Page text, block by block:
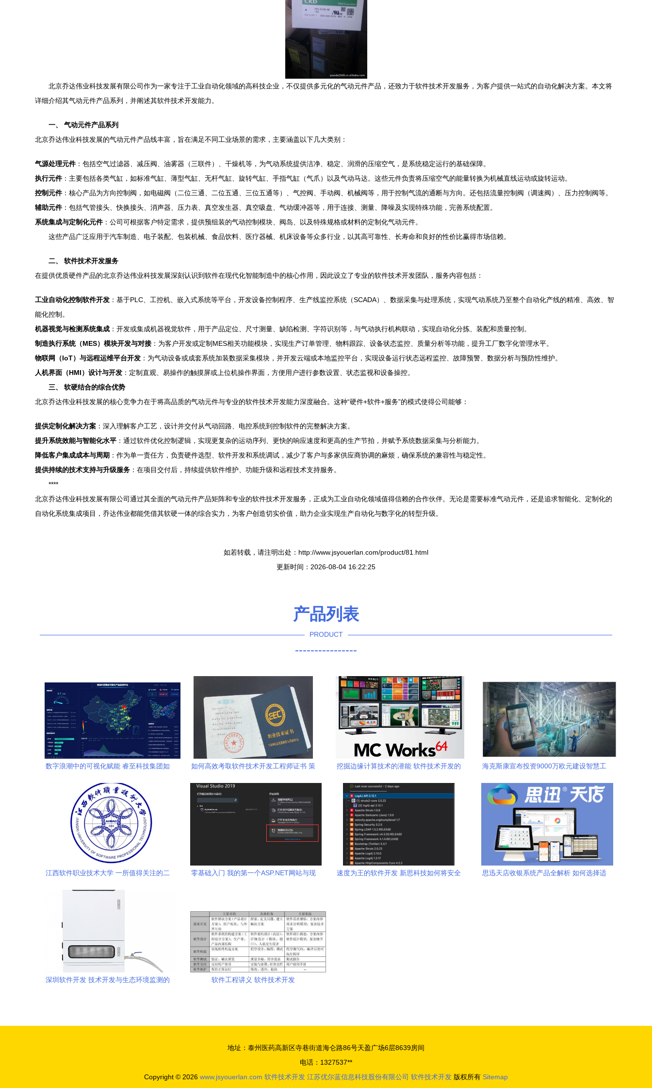
北京乔达伟业科技发展有限公司作为一家专注于工业自动化领域的高科技企业，不仅提供多元化的气动元件产品，还致力于软件技术开发服务，为客户提供一站式的自动化解决方案。本文将
详细介绍其气动元件产品系列，并阐述其软件技术开发能力。
一、 气动元件产品系列
北京乔达伟业科技发展的气动元件产品线丰富，旨在满足不同工业场景的需求，主要涵盖以下几大类别：
气源处理元件：包括空气过滤器、减压阀、油雾器（三联件）、干燥机等，为气动系统提供洁净、稳定、润滑的压缩空气，是系统稳定运行的基础保障。
执行元件：主要包括各类气缸，如标准气缸、薄型气缸、无杆气缸、旋转气缸、手指气缸（气爪）以及气动马达。这些元件负责将压缩空气的能量转换为机械直线运动或旋转运动。
控制元件：核心产品为方向控制阀，如电磁阀（二位三通、二位五通、三位五通等）、气控阀、手动阀、机械阀等，用于控制气流的通断与方向。还包括流量控制阀（调速阀）、压力控制阀等。
辅助元件：包括气管接头、快换接头、消声器、压力表、真空发生器、真空吸盘、气动缓冲器等，用于连接、测量、降噪及实现特殊功能，完善系统配置。
系统集成与定制化元件：公司可根据客户特定需求，提供预组装的气动控制模块、阀岛、以及特殊规格或材料的定制化气动元件。
这些产品广泛应用于汽车制造、电子装配、包装机械、食品饮料、医疗器械、机床设备等众多行业，以其高可靠性、长寿命和良好的性价比赢得市场信赖。
二、 软件技术开发服务
在提供优质硬件产品的北京乔达伟业科技发展深刻认识到软件在现代化智能制造中的核心作用，因此设立了专业的软件技术开发团队，服务内容包括：
工业自动化控制软件开发 ：基于PLC、工控机、嵌入式系统等平台，开发设备控制程序、生产线监控系统（SCADA）、数据采集与处理系统，实现气动系统乃至整个自动化产线的精准、高效、智
能化控制。
机器视觉与检测系统集成 ：开发或集成机器视觉软件，用于产品定位、尺寸测量、缺陷检测、字符识别等，与气动执行机构联动，实现自动化分拣、装配和质量控制。
制造执行系统（MES）模块开发与对接 ：为客户开发或定制MES相关功能模块，实现生产订单管理、物料跟踪、设备状态监控、质量分析等功能，提升工厂数字化管理水平。
物联网（IoT）与远程运维平台开发 ：为气动设备或成套系统加装数据采集模块，并开发云端或本地监控平台，实现设备运行状态远程监控、故障预警、数据分析与预防性维护。
人机界面（HMI）设计与开发 ：定制直观、易操作的触摸屏或上位机操作界面，方便用户进行参数设置、状态监视和设备操控。
三、 软硬结合的综合优势
北京乔达伟业科技发展的核心竞争力在于将高品质的气动元件与专业的软件技术开发能力深度融合。这种“硬件+软件+服务”的模式使得公司能够：
提供定制化解决方案 ：深入理解客户工艺，设计并交付从气动回路、电控系统到控制软件的完整解决方案。
提升系统效能与智能化水平 ：通过软件优化控制逻辑，实现更复杂的运动序列、更快的响应速度和更高的生产节拍，并赋予系统数据采集与分析能力。
降低客户集成成本与周期 ：作为单一责任方，负责硬件选型、软件开发和系统调试，减少了客户与多家供应商协调的麻烦，确保系统的兼容性与稳定性。
提供持续的技术支持与升级服务 ：在项目交付后，持续提供软件维护、功能升级和远程技术支持服务。
****
北京乔达伟业科技发展有限公司通过其全面的气动元件产品矩阵和专业的软件技术开发服务，正成为工业自动化领域值得信赖的合作伙伴。无论是需要标准气动元件，还是追求智能化、定制化的
自动化系统集成项目，乔达伟业都能凭借其软硬一体的综合实力，为客户创造切实价值，助力企业实现生产自动化与数字化的转型升级。
如若转载，请注明出处：http://www.jsyouerlan.com/product/81.html
更新时间：2026-08-04 16:22:25
产品列表
PRODUCT
----------------
数字浪潮中的可视化赋能 睿至科技集团如
如何高效考取软件技术开发工程师证书 策
挖掘边缘计算技术的潜能 软件技术开发的
海克斯康宣布投资9000万欧元建设智慧工
江西软件职业技术大学 一所值得关注的二
零基础入门 我的第一个ASP.NET网站与现
速度为王的软件开发 新思科技如何将安全
思迅天店收银系统产品全解析 如何选择适
深圳软件开发 技术开发与生态环境监测的
软件工程讲义 软件技术开发
地址：泰州医药高新区寺巷街道海仑路86号天盈广场6层8639房间
电话：1327537**
Copyright © 2026 www.jsyouerlan.com 软件技术开发 江苏优尔蓝信息科技股份有限公司 软件技术开发 版权所有 Sitemap